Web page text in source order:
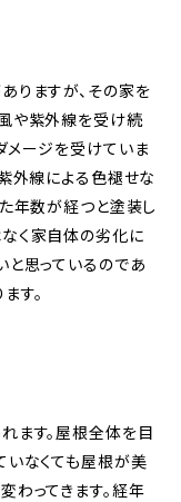
りますが、その家を
や紫外線を受け続
メージを受けていま
外線による色褪せな
年数が経つと塗装し
く家自体の劣化に
と思っているのであ
す。
ます。屋根全体を目
いなくても屋根が美
わってきます。経年